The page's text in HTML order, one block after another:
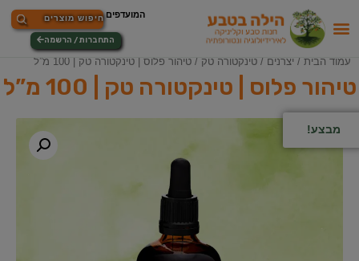
התחברות / הרשמה
עמוד הבית / יצרנים / טינקטורה טק / טיהור פלוס | טינקטורה טק | 100 מ”ל
טיהור פלוס | טינקטורה טק | 100 מ”ל
מבצע!